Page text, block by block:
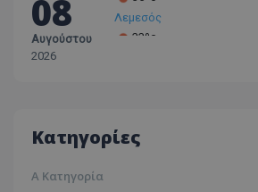
08
Αυγούστου
2026
Λεμεσός
33ºc
Κατηγορίες
Α Κατηγορία